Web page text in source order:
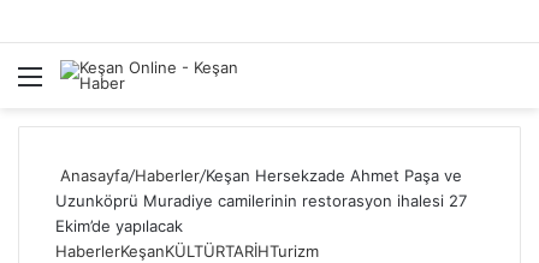
Menü
Anasayfa/Haberler/Keşan Hersekzade Ahmet Paşa ve
Uzunköprü Muradiye camilerinin restorasyon ihalesi 27
Ekim’de yapılacak
HaberlerKeşanKÜLTÜRTARİHTurizm